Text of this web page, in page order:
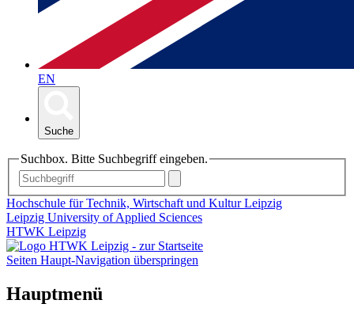
EN
Suche
Suchbox. Bitte Suchbegriff eingeben.
Hochschule für Technik, Wirtschaft und Kultur Leipzig
Leipzig University of Applied Sciences
HTWK Leipzig
Seiten Haupt-Navigation überspringen
Hauptmenü